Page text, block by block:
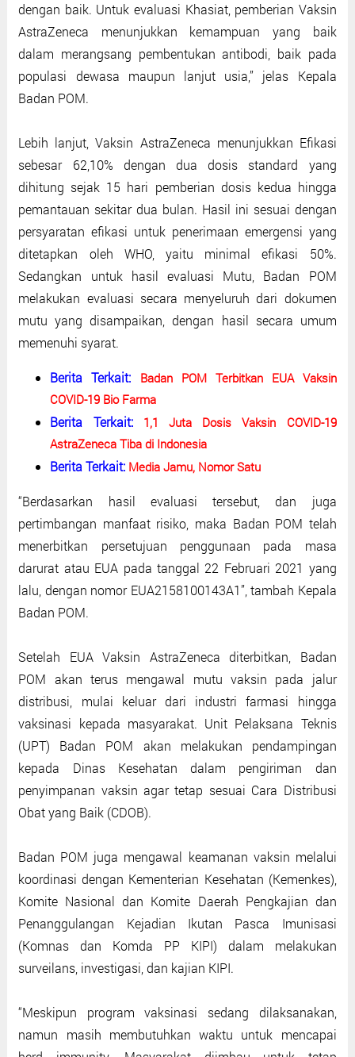
dengan baik. Untuk evaluasi Khasiat, pemberian Vaksin
AstraZeneca menunjukkan kemampuan yang baik
dalam merangsang pembentukan antibodi, baik pada
populasi dewasa maupun lanjut usia,” jelas Kepala
Badan POM.
Lebih lanjut, Vaksin AstraZeneca menunjukkan Efikasi
sebesar 62,10% dengan dua dosis standard yang
dihitung sejak 15 hari pemberian dosis kedua hingga
pemantauan sekitar dua bulan. Hasil ini sesuai dengan
persyaratan efikasi untuk penerimaan emergensi yang
ditetapkan oleh WHO, yaitu minimal efikasi 50%.
Sedangkan untuk hasil evaluasi Mutu, Badan POM
melakukan evaluasi secara menyeluruh dari dokumen
mutu yang disampaikan, dengan hasil secara umum
memenuhi syarat.
Berita Terkait: Badan POM Terbitkan EUA Vaksin
COVID-19 Bio Farma
Berita Terkait:
1,1 Juta Dosis Vaksin COVID-19
AstraZeneca Tiba di Indonesia
Berita Terkait: Media Jamu, Nomor Satu
“Berdasarkan hasil evaluasi tersebut, dan juga
pertimbangan manfaat risiko, maka Badan POM telah
menerbitkan persetujuan penggunaan pada masa
darurat atau EUA pada tanggal 22 Februari 2021 yang
lalu, dengan nomor EUA2158100143A1”, tambah Kepala
Badan POM.
Setelah EUA Vaksin AstraZeneca diterbitkan, Badan
POM akan terus mengawal mutu vaksin pada jalur
distribusi, mulai keluar dari industri farmasi hingga
vaksinasi kepada masyarakat. Unit Pelaksana Teknis
(UPT) Badan POM akan melakukan pendampingan
kepada Dinas Kesehatan dalam pengiriman dan
penyimpanan vaksin agar tetap sesuai Cara Distribusi
Obat yang Baik (CDOB).
Badan POM juga mengawal keamanan vaksin melalui
koordinasi dengan Kementerian Kesehatan (Kemenkes),
Komite Nasional dan Komite Daerah Pengkajian dan
Penanggulangan Kejadian Ikutan Pasca Imunisasi
(Komnas dan Komda PP KIPI) dalam melakukan
surveilans, investigasi, dan kajian KIPI.
“Meskipun program vaksinasi sedang dilaksanakan,
namun masih membutuhkan waktu untuk mencapai